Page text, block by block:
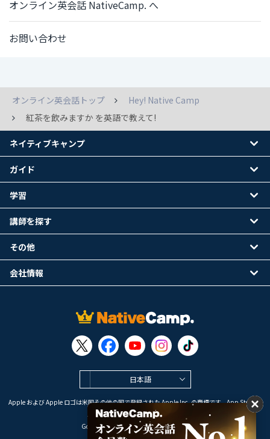
オンライン英会話 NativeCamp. へ
お問い合わせ
オンライン英会話トップ
Hey! Native Camp
紅茶を飲みますか を英語で教えて!
日本語
Apple および Apple ロゴは米国その他の国で登録された Apple Inc. の商標です。App Store は
Apple Inc. のサービスマークです。
Google Play は Google LLC の商標です。
ネイティブキャンプ
ガイド
学習
講師を探す
その他
会社情報